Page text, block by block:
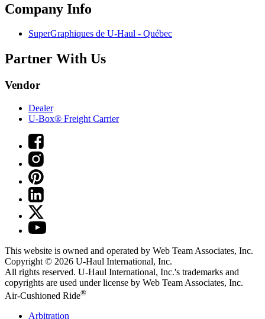
Company Info
SuperGraphiques de U-Haul - Québec
Partner With Us
Vendor
Dealer
U-Box® Freight Carrier
This website is owned and operated by Web Team Associates, Inc.
Copyright © 2026 U-Haul International, Inc.
All rights reserved. U-Haul International, Inc.'s trademarks and
copyrights are used under license by Web Team Associates, Inc.
Air-Cushioned Ride®
Arbitration